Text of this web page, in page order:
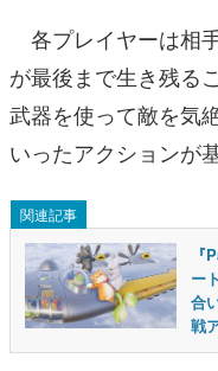
各プレイヤーは相
が最後まで生き残る
武器を使って敵を気
いったアクションが
関連記事
ー
合
戦